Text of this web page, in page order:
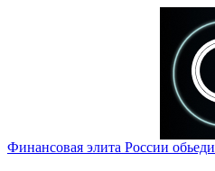
Финансовая элита России